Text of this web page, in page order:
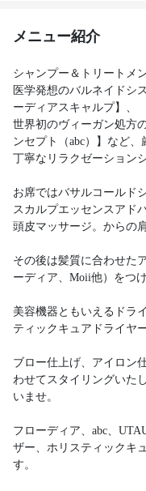
メニュー紹介
シャンプー＆トリートメ
医学発想のバルネイドシ
ーディアスキャルプ】、
世界初のヴィーガン処方
ンセプト（abc）】など、
丁寧なリラクゼーション
お席ではバサルコールド
スカルプエッセンスアド
頭皮マッサージ。からの
その後は髪質に合わせた
ーディア、Moii他）をつ
美容機器ともいえるドラ
ティックキュアドライヤ
ブロー仕上げ、アイロン
わせてスタイリングいた
いませ。
フローディア、abc、
ザー、ホリスティックキ
す。